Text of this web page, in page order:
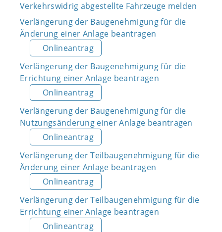
Verkehrswidrig abgestellte Fahrzeuge melden
Verlängerung der Baugenehmigung für die
Änderung einer Anlage beantragen
Onlineantrag
Verlängerung der Baugenehmigung für die
Errichtung einer Anlage beantragen
Onlineantrag
Verlängerung der Baugenehmigung für die
Nutzungsänderung einer Anlage beantragen
Onlineantrag
Verlängerung der Teilbaugenehmigung für die
Änderung einer Anlage beantragen
Onlineantrag
Verlängerung der Teilbaugenehmigung für die
Errichtung einer Anlage beantragen
Onlineantrag